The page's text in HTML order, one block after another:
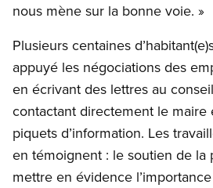
nous mène sur la bonne voie. »
Plusieurs centaines
appuyé les négociations des
en écrivant des lettres au
contactant directement le maire
piquets d’information. Les
en témoignent : le soutien de la
mettre en évidence